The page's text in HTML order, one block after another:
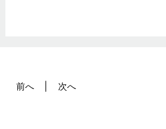
前へ 次へ